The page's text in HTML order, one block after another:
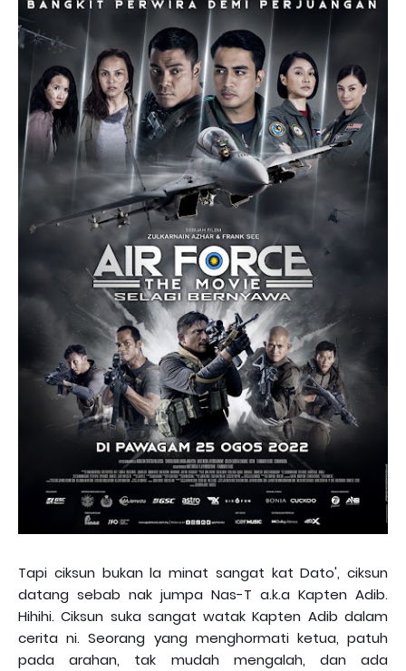
Tapi ciksun bukan la minat sangat kat Dato', ciksun
datang sebab nak jumpa Nas-T a.k.a Kapten Adib.
Hihihi. Ciksun suka sangat watak Kapten Adib dalam
cerita ni. Seorang yang menghormati ketua, patuh
pada arahan, tak mudah mengalah, dan ada